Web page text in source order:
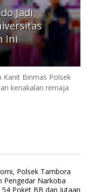
Jadi
Ini
Kanit Binmas Polsek
kenakalan remaja
Polsek Tambora
Pengedar Narkoba
Poket BB dan Jutaan